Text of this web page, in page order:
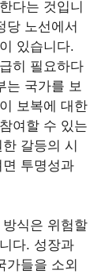
다는 것입니
당 노선에서
있습니다.
히 필요하다
는 국가를 보
보복에 대한
여할 수 있는
갈등의 시
투명성과
식은 위험할
다. 성장과
가들을 소외